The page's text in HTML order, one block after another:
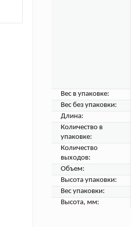
Вес в упаковке:
Вес без упаковки:
Длина:
Количество в
упаковке:
Количество
выходов:
Объем:
Высота упаковки:
Вес упаковки:
Высота, мм: